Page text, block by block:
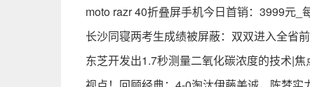
moto razr 40折叠屏手机今日首销：3999元_
长沙同寝两考生成绩被屏蔽：双双进入全省
东芝开发出1.7秒测量二氧化碳浓度的技术|焦